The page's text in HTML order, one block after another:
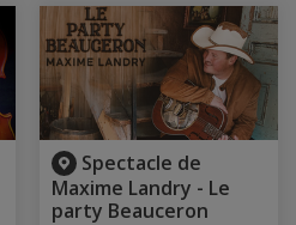
Spectacle de
Maxime Landry - Le
party Beauceron